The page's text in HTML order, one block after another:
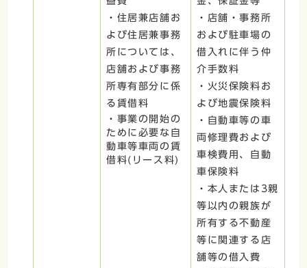
・住居兼店舗お
よび住居兼事務
所については、
店舗および事務
所専有部分に係
る賃借料
・事業の開始の
ために必要な自
動車等車両の賃
借料(リース料)
・店舗・事務所
および駐車場の
借入れに伴う仲
介手数料
・火災保険料お
よび地震保険料
・自動車等の車
両修理費および
車検費用、自動
車保険料
・本人または3親
等以内の親族が
所有する不動産
等に関連する店
舗等の借入費